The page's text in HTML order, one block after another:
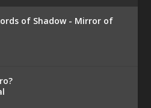
of Shadow - Mirror of